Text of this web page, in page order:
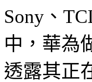
Sony、
中，華為
透露其正